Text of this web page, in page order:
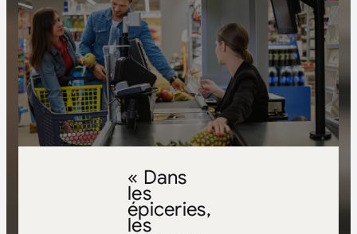
« Dans
les
épiceries,
les